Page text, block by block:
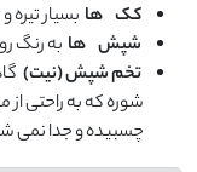
کک ‌ها بسیار تیره
شپش ‌ها به رنگ
تخم شپش (نیت)
شوره که به‌ راحتی
چسبیده و جدا نمی